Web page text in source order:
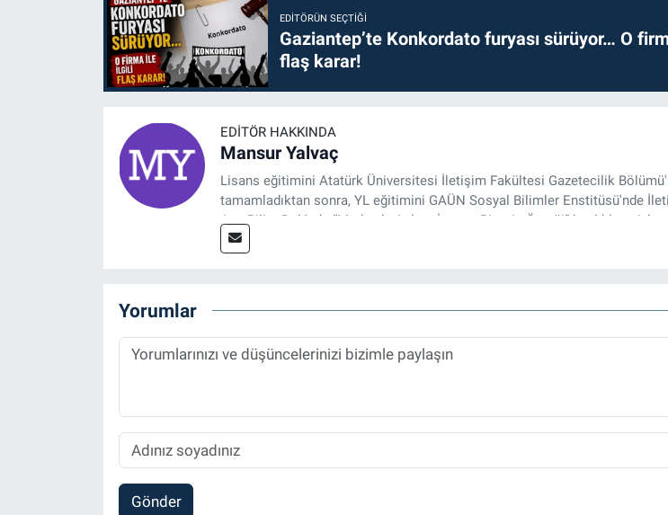
EDITÖRÜN SEÇTIĞI
Gaziantep’te Konkordato furyası sürüyor… O
flaş karar!
EDITÖR HAKKINDA
Mansur Yalvaç
Lisans eğitimini Atatürk Üniversitesi İletişim Fakültesi Gazetecilik
tamamladıktan sonra, YL eğitimini GAÜN Sosyal Bilimler Enstitüsü'nde
Ana Bilim Dalı'nda “Medyada Anlam İnşası: Bitcoin Örneği” başlıklı teziyle
2014 yılında başladığı profesyonel kariyerini halen
Yorumlar
Gönder